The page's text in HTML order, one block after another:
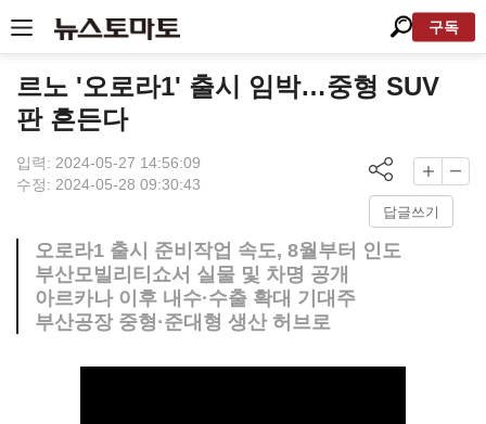
구독
르노 '오로라1' 출시 임박…중형 SUV
판 흔든다
입력: 2024-05-27 14:56:09
수정: 2024-05-28 09:30:43
답글쓰기
오로라1 출시 준비작업 속도, 8월부터 인도
부산모빌리티쇼서 실물 및 차명 공개
아르카나 이후 내수·수출 확대 기대주
부산공장 중형·준대형 생산 허브로